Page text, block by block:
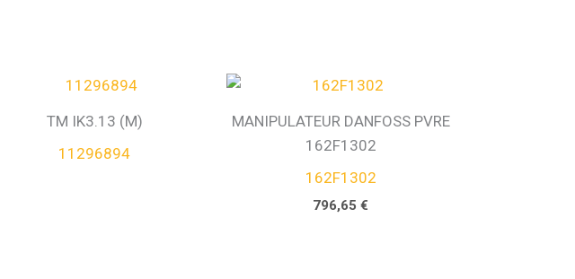
TM IK3.13 (M)
11296894
MANIPULATEUR DANFOSS PVRE
162F1302
162F1302
796,65€